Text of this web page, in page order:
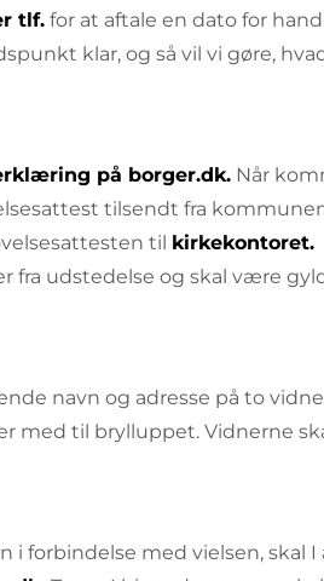
tlf. for at aftale en dato for
klar, og så vil vi gøre,
på borger.dk. Når
tilsendt fra
til kirkekontoret.
fra udstedelse og skal være
navn og adresse på to
med til brylluppet. Vidnerne
forbindelse med vielsen, skal I